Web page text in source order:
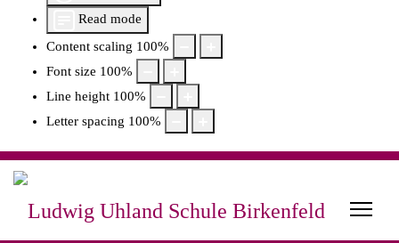
Read mode
Content scaling 100%
Font size 100%
Line height 100%
Letter spacing 100%